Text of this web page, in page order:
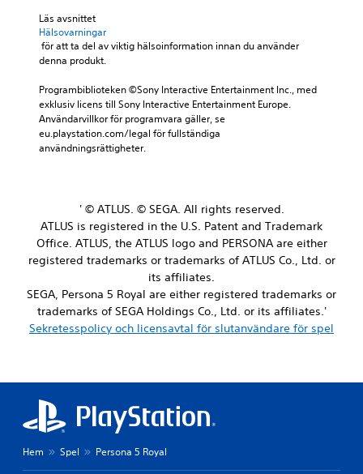
Läs avsnittet
Hälsovarningar
denna produkt.
Programbiblioteken ©Sony Interactive Entertainment Inc., med
exklusiv licens till Sony Interactive Entertainment Europe.
Användarvillkor för programvara gäller, se
eu.playstation.com/legal för fullständiga
användningsrättigheter.
' © ATLUS. © SEGA. All rights reserved.
ATLUS is registered in the U.S. Patent and Trademark
Office. ATLUS, the ATLUS logo and PERSONA are either
registered trademarks or trademarks of ATLUS Co., Ltd. or
its affiliates.
SEGA, Persona 5 Royal are either registered trademarks or
trademarks of SEGA Holdings Co., Ltd. or its affiliates.'
Sekretesspolicy och licensavtal för slutanvändare för spel
Hem Spel Persona 5 Royal